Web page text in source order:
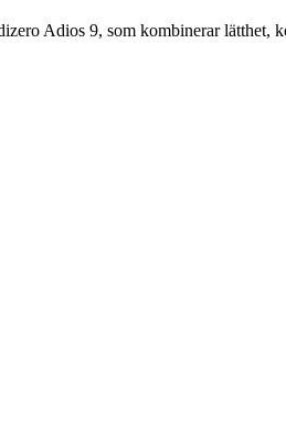
Adios 9, som kombinerar lätthet,